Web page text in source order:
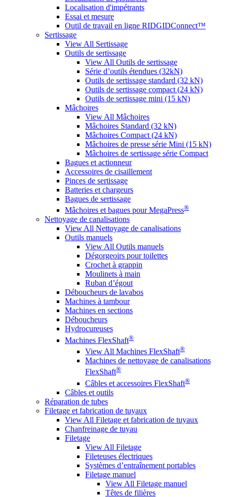
Localisation d'impétrants
Essai et mesure
Outil de travail en ligne RIDGIDConnect™
Sertissage
View All Sertissage
Outils de sertissage
View All Outils de sertissage
Série d’outils étendues (32kN)
Outils de sertissage standard (32 kN)
Outils de sertissage compact (24 kN)
Outils de sertissage mini (15 kN)
Mâchoires
View All Mâchoires
Mâchoires Standard (32 kN)
Mâchoires Compact (24 kN)
Mâchoires de presse série Mini (15 kN)
Mâchoires de sertissage série Compact
Bagues et actionneur
Accessoires de cisaillement
Pinces de sertissage
Batteries et chargeurs
Bagues de sertissage
Mâchoires et bagues pour MegaPress®
Nettoyage de canalisations
View All Nettoyage de canalisations
Outils manuels
View All Outils manuels
Dégorgeoirs pour toilettes
Crochet à grappin
Moulinets à main
Ruban d’égout
Déboucheurs de lavabos
Machines à tambour
Machines en sections
Déboucheurs
Hydrocureuses
Machines FlexShaft®
View All Machines FlexShaft®
Machines de nettoyage de canalisations
FlexShaft®
Câbles et accessoires FlexShaft®
Câbles et outils
Réparation de tubes
Filetage et fabrication de tuyaux
View All Filetage et fabrication de tuyaux
Chanfreinage de tuyau
Filetage
View All Filetage
Fileteuses électriques
Systèmes d’entraînement portables
Filetage manuel
View All Filetage manuel
Têtes de filières